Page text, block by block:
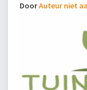
DoorAuteur niet